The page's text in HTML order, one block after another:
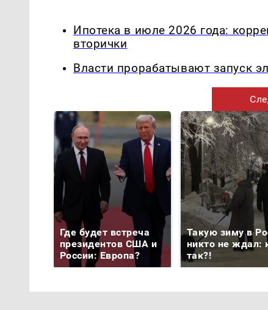
Ипотека в июле 2026 года:
вторички
Власти прорабатывают запуск
Где будет встреча
президентов США и
России: Европа?
Такую зиму в
никто не ждал:
так?!